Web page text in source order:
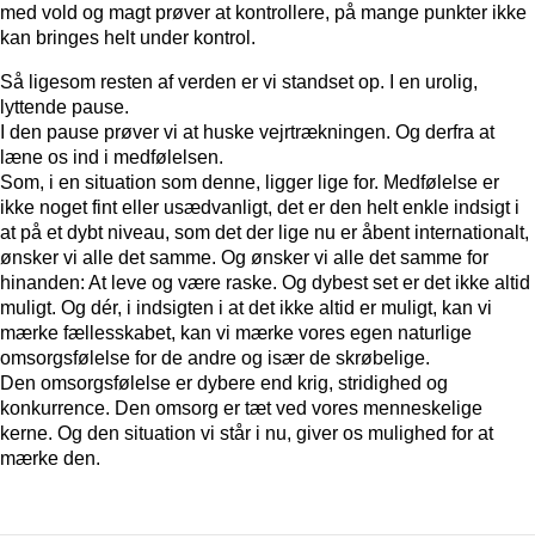
med vold og magt prøver at kontrollere, på mange punkter ikke
kan bringes helt under kontrol.
Så ligesom resten af verden er vi standset op. I en urolig,
lyttende pause.
I den pause prøver vi at huske vejrtrækningen. Og derfra at
læne os ind i medfølelsen.
Som, i en situation som denne, ligger lige for. Medfølelse er
ikke noget fint eller usædvanligt, det er den helt enkle indsigt i
at på et dybt niveau, som det der lige nu er åbent internationalt,
ønsker vi alle det samme. Og ønsker vi alle det samme for
hinanden: At leve og være raske. Og dybest set er det ikke altid
muligt. Og dér, i indsigten i at det ikke altid er muligt, kan vi
mærke fællesskabet, kan vi mærke vores egen naturlige
omsorgsfølelse for de andre og især de skrøbelige.
Den omsorgsfølelse er dybere end krig, stridighed og
konkurrence. Den omsorg er tæt ved vores menneskelige
kerne. Og den situation vi står i nu, giver os mulighed for at
mærke den.